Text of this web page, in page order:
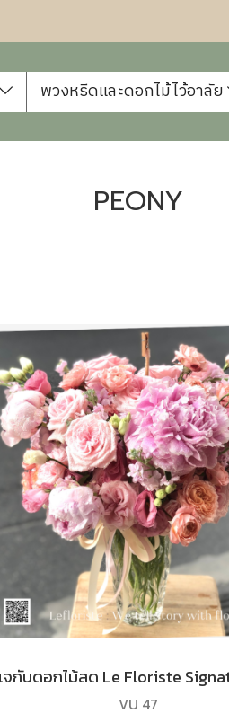
พวงหรีดและดอกไม้ไว้อาลัย
PEONY
VU 47